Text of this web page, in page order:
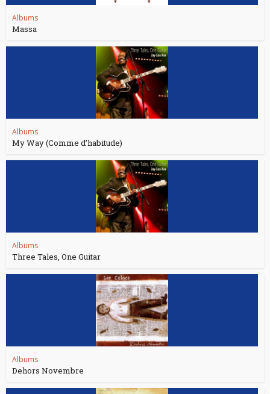
Albums
Massa
Albums
My Way (Comme d’habitude)
Albums
Three Tales, One Guitar
Albums
Dehors Novembre